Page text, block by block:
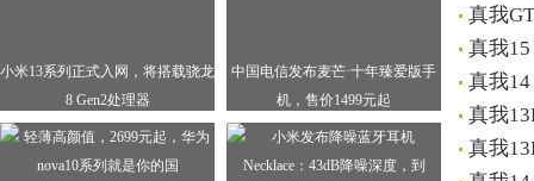
小米13系列正式入网，将搭载骁龙
8 Gen2处理器
中国电信发布麦芒·十年臻爱版手
机，售价1499元起
真我
真我
真我
真我
真我